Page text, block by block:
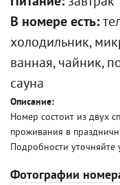
В номере есть:
холодильник,
ванная, чайник,
сауна
Описание:
Номер состоит из двух
проживания в
Подробности уточняйте
Фотографии